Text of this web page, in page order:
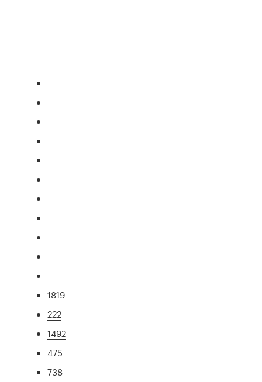
1819
222
1492
475
738